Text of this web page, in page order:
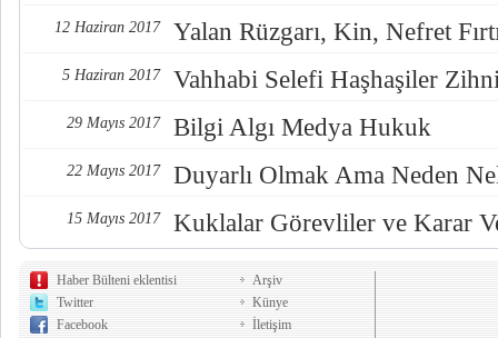
12 Haziran 2017 Yalan Rüzgarı, Kin, Nefret
5 Haziran 2017 Vahhabi Selefi Haşhaşiler
29 Mayıs 2017 Bilgi Algı Medya Hukuk
22 Mayıs 2017 Duyarlı Olmak Ama Neden
15 Mayıs 2017 Kuklalar Görevliler ve Karar
Haber Bülteni eklentisi
Twitter
Facebook
Arşiv
Künye
İletişim